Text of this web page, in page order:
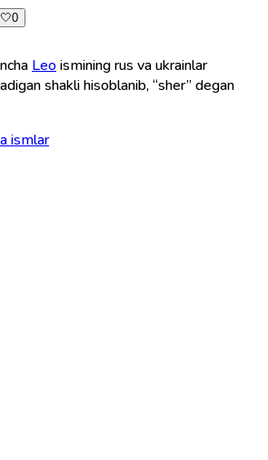
🤍0
Leoismining rus va ukrainlar
shakli hisoblanib, “sher” degan
ismlar